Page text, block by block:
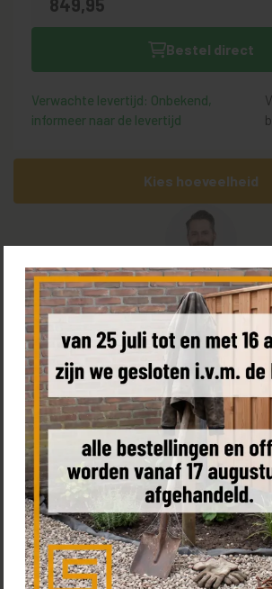
849,95
Bestel direct
Verwachte levertijd: Onbekend,
informeer naar de levertijd
Kies hoeveelheid
Hulp nodig bij het bestellen van
Bel +31 85 0187 599 , plan een (video) call
deshowroom
Bestel een sample